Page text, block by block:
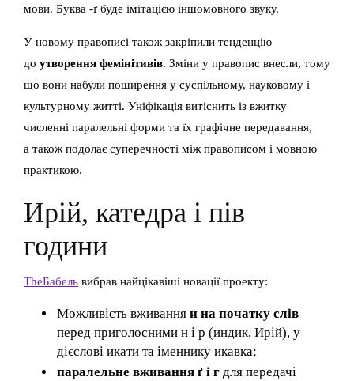
мови. Буква -ґ буде імітацією іншомовного звуку.
У новому правописі також закріпили тенденцію
до утворення фемінітивів. Зміни у правопис внесли, тому
що вони набули поширення у суспільному, науковому і
культурному житті. Уніфікація витіснить із вжитку
численні паралельні форми та їх графічне передавання,
а також подолає суперечності між правописом і мовною
практикою.
Ирій, катедра і пів
години
TheБабель вибрав найцікавіші новації проекту:
Можливість вживання и на початку слів
перед приголосними н і р (индик, Ирій), у
дієслові икати та іменнику икавка;
паралельне вживання ґ і г для передачі